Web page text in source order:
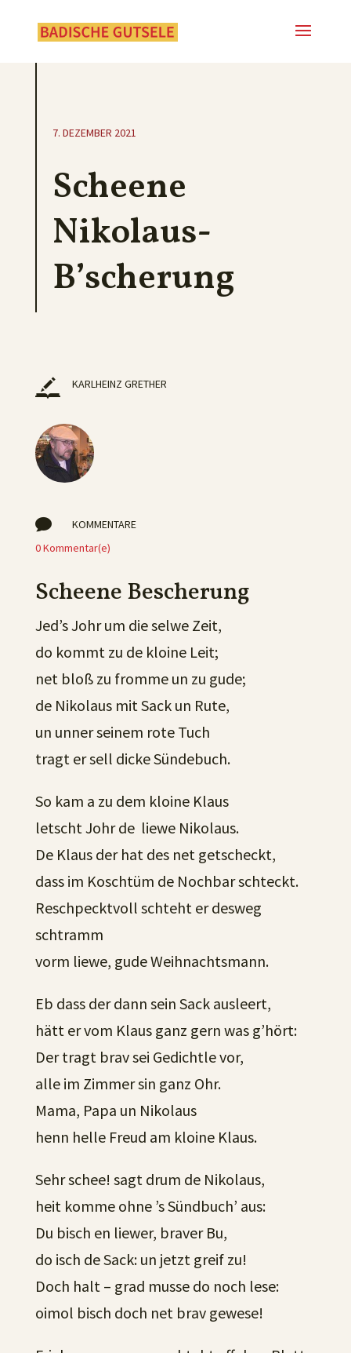
7. DEZEMBER 2021
Scheene
Nikolaus-
B’scherung
KARLHEINZ GRETHER

KOMMENTARE
0 Kommentar(e)
Scheene Bescherung
Jed’s Johr um die selwe Zeit,
do kommt zu de kloine Leit;
net bloß zu fromme un zu gude;
de Nikolaus mit Sack un Rute,
un unner seinem rote Tuch
tragt er sell dicke Sündebuch.
So kam a zu dem kloine Klaus
letscht Johr de liewe Nikolaus.
De Klaus der hat des net getscheckt,
dass im Koschtüm de Nochbar schteckt.
Reschpecktvoll schteht er desweg
schtramm
vorm liewe, gude Weihnachtsmann.
Eb dass der dann sein Sack ausleert,
hätt er vom Klaus ganz gern was g’hört:
Der tragt brav sei Gedichtle vor,
alle im Zimmer sin ganz Ohr.
Mama, Papa un Nikolaus
henn helle Freud am kloine Klaus.
Sehr schee! sagt drum de Nikolaus,
heit komme ohne ’s Sündbuch’ aus:
Du bisch en liewer, braver Bu,
do isch de Sack: un jetzt greif zu!
Doch halt – grad musse do noch lese:
oimol bisch doch net brav gewese!